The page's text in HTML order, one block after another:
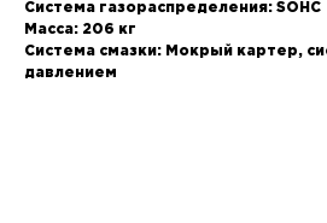
Система газораспределения: SOHC
Масса: 206 кг
Система смазки: Мокрый картер,
давлением